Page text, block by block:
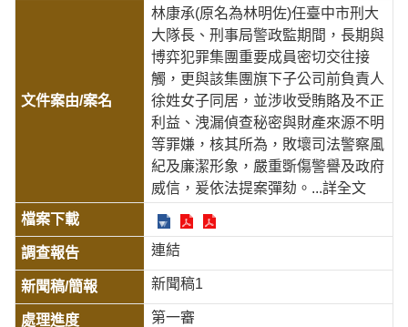
林康承(原名為林明佐)任臺中市刑大
大隊長、刑事局警政監期間，長期與
博弈犯罪集團重要成員密切交往接
觸，更與該集團旗下子公司前負責人
徐姓女子同居，並涉收受賄賂及不正
利益、洩漏偵查秘密與財產來源不明
等罪嫌，核其所為，敗壞司法警察風
紀及廉潔形象，嚴重斲傷警譽及政府
威信，爰依法提案彈劾。 ...詳全文
連結
新聞稿1
第一審